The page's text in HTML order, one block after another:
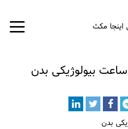
اینجا مکث
بیولوژیکی بدن